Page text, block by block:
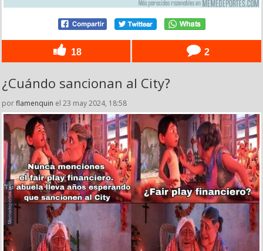
18 2
¿Cuándo sancionan al City?
porflamenquin el 23 may 2024, 18:58